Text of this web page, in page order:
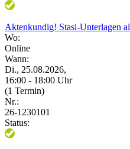
Aktenkundig! Stasi-Unterlagen
Wo:
Online
Wann:
Di., 25.08.2026,
16:00 - 18:00 Uhr
(1 Termin)
Nr.:
26-1230101
Status: